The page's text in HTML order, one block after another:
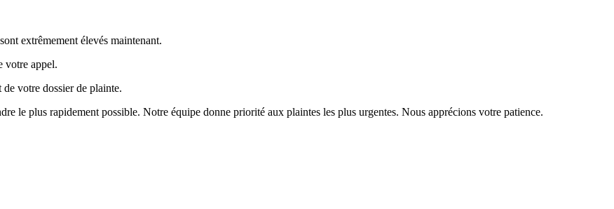
extrêmement élevés maintenant.
votre appel.
de votre dossier de plainte.
le plus rapidement possible. Notre équipe donne priorité aux plaintes les plus urgentes. Nous apprécions votre patience.